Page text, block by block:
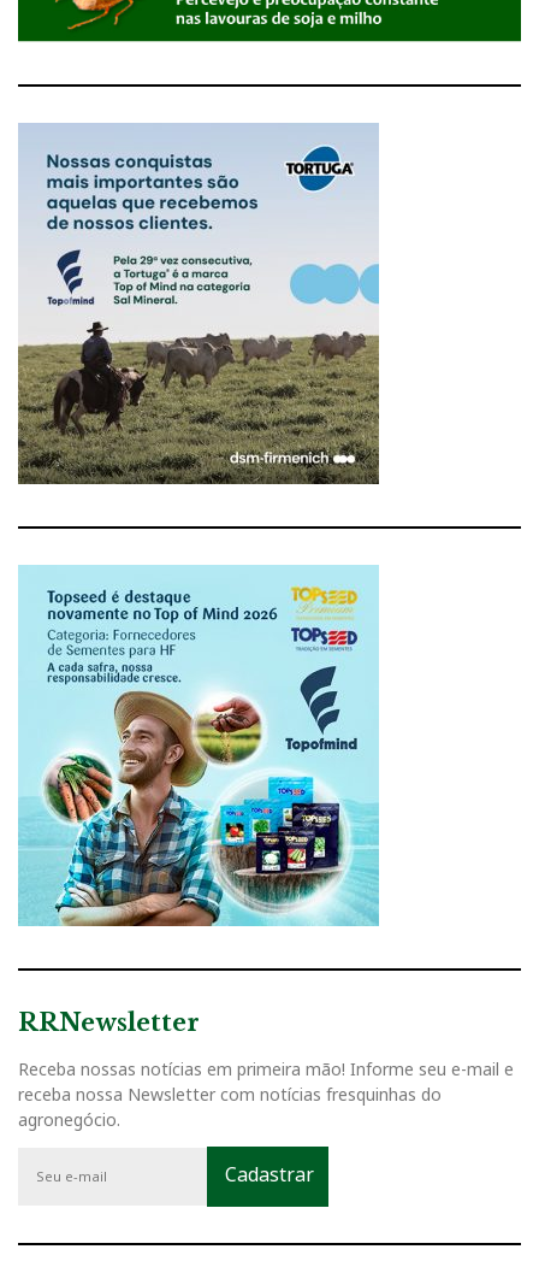
RRNewsletter
Receba nossas notícias em primeira mão! Informe seu e-mail e
receba nossa Newsletter com notícias fresquinhas do
agronegócio.